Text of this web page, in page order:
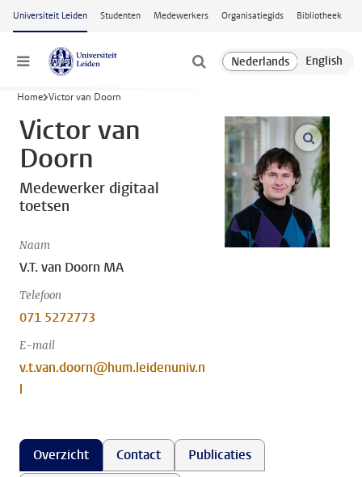
Ga naar hoofdinhoud
Universiteit Leiden Studenten Medewerkers Organisatiegids Bibliotheek
Menu
Home Victor van Doorn
Victor van
Doorn
Medewerker digitaal
toetsen
Naam
V.T. van Doorn MA
Telefoon
071 5272773
E-mail
v.t.van.doorn@hum.leidenuniv.n
l
open
Overzicht Contact
Publicaties